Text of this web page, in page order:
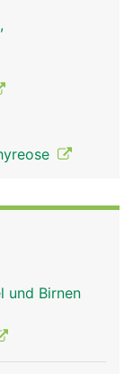
und Birnen